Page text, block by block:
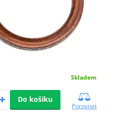
Skladem
Do košíku
Porovnat